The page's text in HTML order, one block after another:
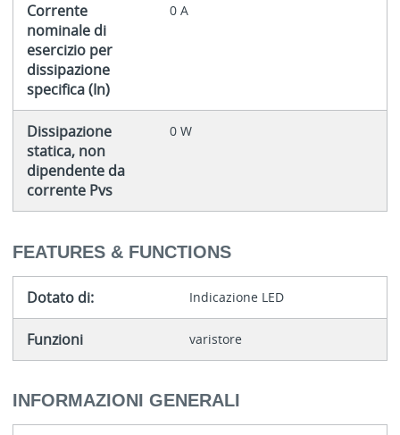
Corrente
nominale di
esercizio per
dissipazione
specifica (In)
0 A
Dissipazione
statica, non
dipendente da
corrente Pvs
0 W
FEATURES & FUNCTIONS
Dotato di: Indicazione LED
Funzioni varistore
INFORMAZIONI GENERALI